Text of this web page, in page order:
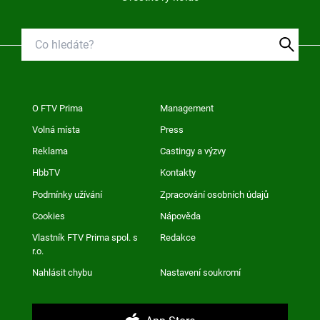
O FTV Prima Management
Volná místa Press
Reklama Castingy a výzvy
HbbTV Kontakty
Podmínky užívání Zpracování osobních údajů
Cookies Nápověda
Vlastník FTV Prima spol. s
r.o.
Redakce
Nahlásit chybu Nastavení soukromí